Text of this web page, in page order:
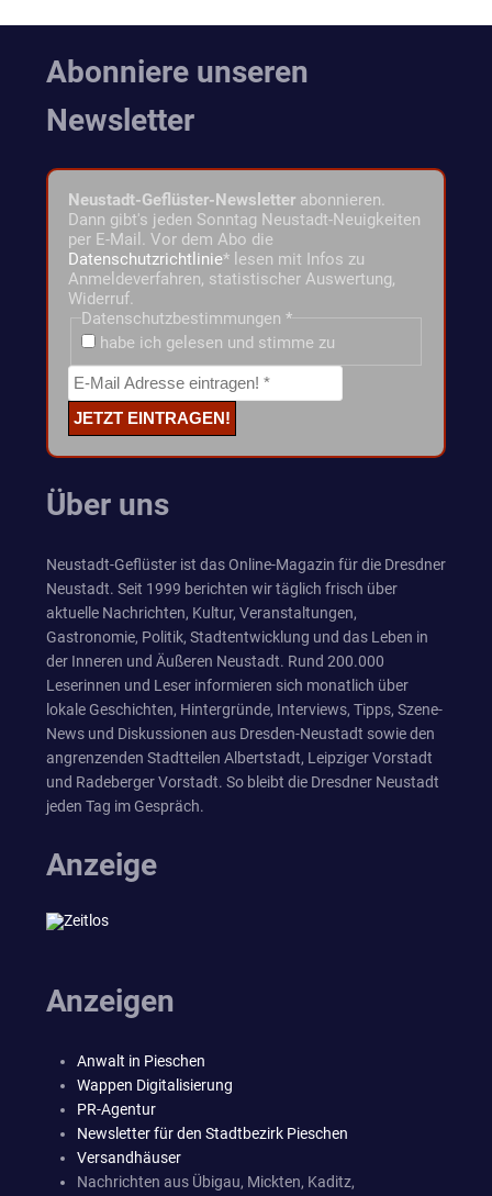
Abonniere unseren
Newsletter
Neustadt-Geflüster-Newsletter abonnieren.
Dann gibt's jeden Sonntag Neustadt-Neuigkeiten
per E-Mail. Vor dem Abo die
Datenschutzrichtlinie* lesen mit Infos zu
Anmeldeverfahren, statistischer Auswertung,
Widerruf.
Datenschutzbestimmungen *
habe ich gelesen und stimme zu
Über uns
Neustadt-Geflüster ist das Online-Magazin für die Dresdner
Neustadt. Seit 1999 berichten wir täglich frisch über
aktuelle Nachrichten, Kultur, Veranstaltungen,
Gastronomie, Politik, Stadtentwicklung und das Leben in
der Inneren und Äußeren Neustadt. Rund 200.000
Leserinnen und Leser informieren sich monatlich über
lokale Geschichten, Hintergründe, Interviews, Tipps, Szene-
News und Diskussionen aus Dresden-Neustadt sowie den
angrenzenden Stadtteilen Albertstadt, Leipziger Vorstadt
und Radeberger Vorstadt. So bleibt die Dresdner Neustadt
jeden Tag im Gespräch.
Anzeige
Anzeigen
Anwalt in Pieschen
Wappen Digitalisierung
PR-Agentur
Newsletter für den Stadtbezirk Pieschen
Versandhäuser
Nachrichten aus Übigau, Mickten, Kaditz,